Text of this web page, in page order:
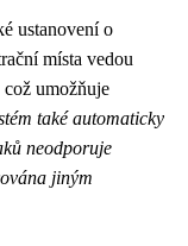
ustanovení o
místa vedou
umožňuje
také automaticky
neodporuje
jiným